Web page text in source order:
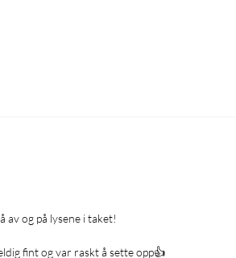
fint og var raskt å sette opp👍